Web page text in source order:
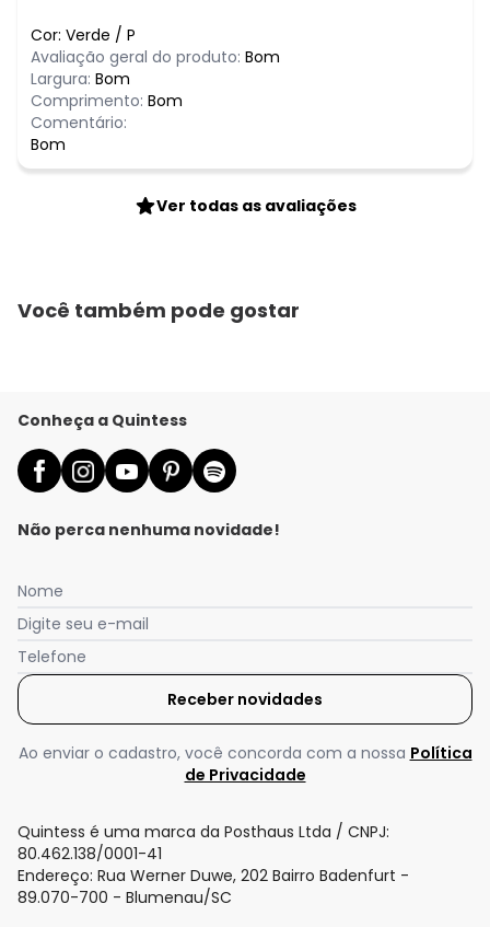
Cor: Verde / P
Avaliação geral do produto: Bom
Largura: Bom
Comprimento: Bom
Comentário:
Bom
Ver todas as avaliações
Você também pode gostar
Conheça a Quintess
Não perca nenhuma novidade!
Nome
Digite seu e-mail
Telefone
Receber novidades
Ao enviar o cadastro, você concorda com a nossa Política
de Privacidade
Quintess é uma marca da Posthaus Ltda / CNPJ:
80.462.138/0001-41
Endereço: Rua Werner Duwe, 202 Bairro Badenfurt -
89.070-700 - Blumenau/SC